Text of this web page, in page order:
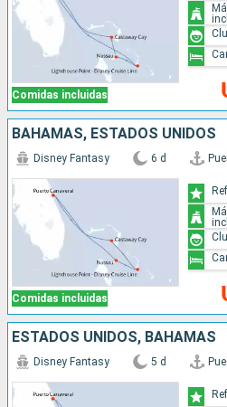
Comidas incluidas
BAHAMAS, ESTADOS UNIDOS
Comidas incluidas
Disney Fantasy 6 d
ESTADOS UNIDOS, BAHAMAS
Disney Fantasy 5 d